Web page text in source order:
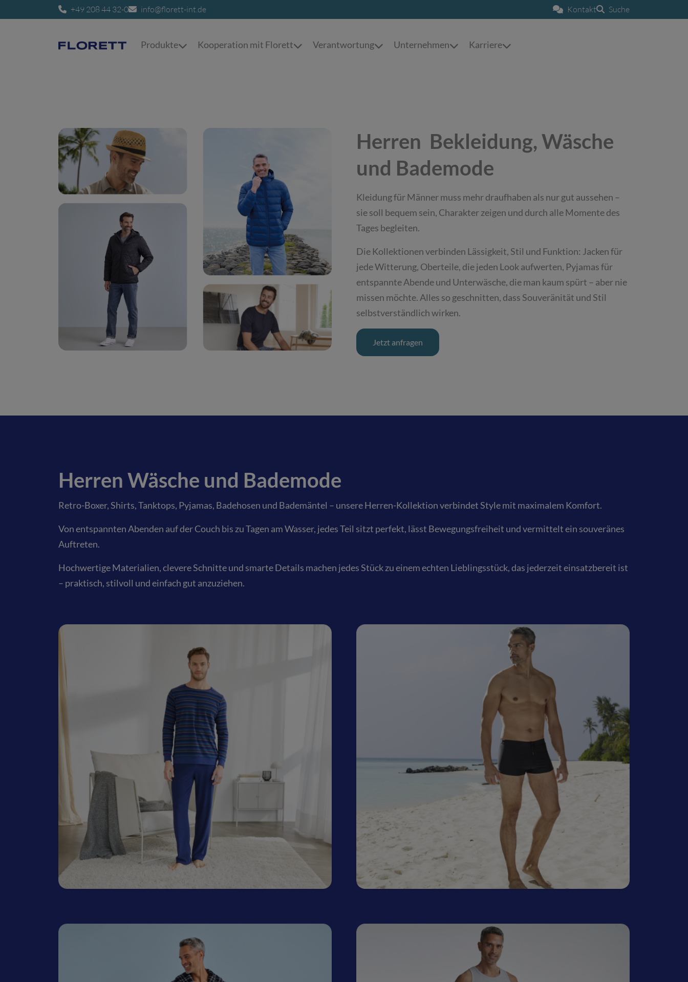
+49 208 44 32-0 info@florett-int.de Kontakt Suche
Produkte Kooperation mit Florett Verantwortung Unternehmen Karriere
Herren Bekleidung, Wäsche
und Bademode
Kleidung für Männer muss mehr draufhaben als nur gut aussehen –
sie soll bequem sein, Charakter zeigen und durch alle Momente des
Tages begleiten.
Die Kollektionen verbinden Lässigkeit, Stil und Funktion: Jacken für
jede Witterung, Oberteile, die jeden Look aufwerten, Pyjamas für
entspannte Abende und Unterwäsche, die man kaum spürt – aber nie
missen möchte. Alles so geschnitten, dass Souveränität und Stil
selbstverständlich wirken.
Jetzt anfragen
Herren Wäsche und Bademode
Retro-Boxer, Shirts, Tanktops, Pyjamas, Badehosen und Bademäntel – unsere Herren-Kollektion verbindet Style mit maximalem Komfort.
Von entspannten Abenden auf der Couch bis zu Tagen am Wasser, jedes Teil sitzt perfekt, lässt Bewegungsfreiheit und vermittelt ein souveränes
Auftreten.
Hochwertige Materialien, clevere Schnitte und smarte Details machen jedes Stück zu einem echten Lieblingsstück, das jederzeit einsatzbereit ist
– praktisch, stilvoll und einfach gut anzuziehen.